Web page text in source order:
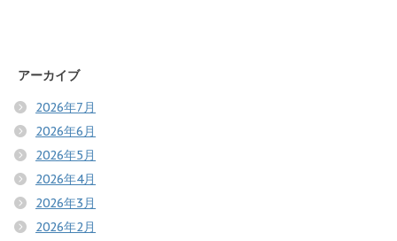
アーカイブ
2026年7月
2026年6月
2026年5月
2026年4月
2026年3月
2026年2月